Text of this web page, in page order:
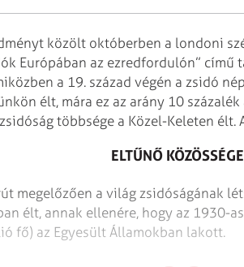
közölt októberben a londoni
Európában az ezredfordulón”
a 19. század végén a zsidó
élt, mára ez az arány 10
többsége a Közel-Keleten élt.
ELTŰNŐ
megelőzően a világ zsidóságának
élt, annak ellenére, hogy az 1930-
fő) az Egyesült Államokban lakott.